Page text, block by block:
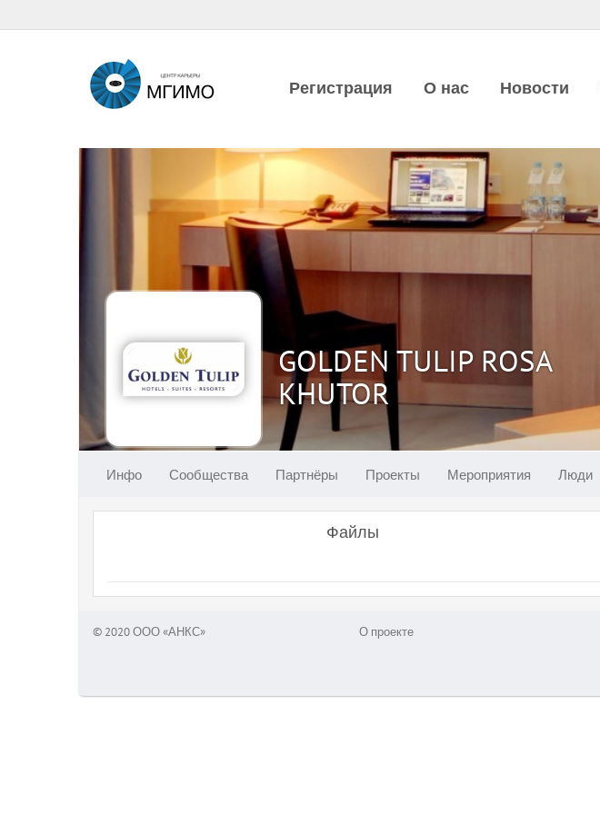
Регистрация О нас Новости
GOLDEN TULIP ROSA
KHUTOR
Инфо Сообщества Партнёры Проекты Мероприятия Люди
Файлы
© 2020 ООО «АНКС» О проекте